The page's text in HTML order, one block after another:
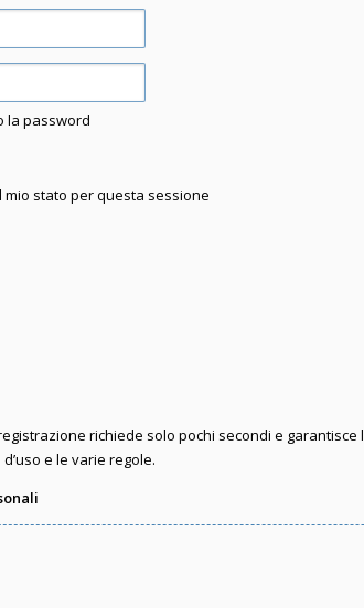
la password
mio stato per questa sessione
richiede solo pochi secondi e
e le varie regole.